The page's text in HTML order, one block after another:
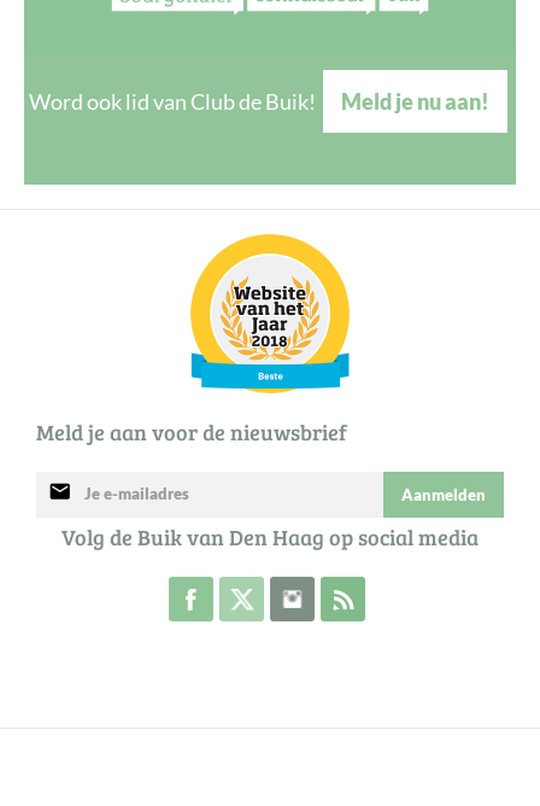
Word ook lid van Club de Buik! Meld je nu aan!
Meld je aan voor de nieuwsbrief
mail Aanmelden
Volg de Buik van Den Haag op social media
Volg de Buik op Facebook
Volg de Buik op Twitter
Volg de Buik op Instagram